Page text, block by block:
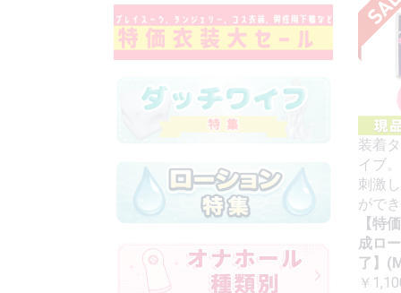
装着
イブ
刺激
がで
【特
成ロ
了】
￥